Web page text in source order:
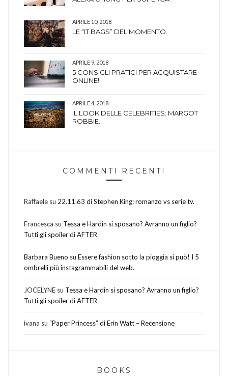
APRILE 10, 2018
LE “IT BAGS” DEL MOMENTO.
APRILE 9, 2018
5 CONSIGLI PRATICI PER ACQUISTARE
ONLINE!
APRILE 4, 2018
IL LOOK DELLE CELEBRITIES: MARGOT
ROBBIE.
COMMENTI RECENTI
Raffaele su 22.11.63 di Stephen King: romanzo vs serie tv.
Francesca su Tessa e Hardin si sposano? Avranno un figlio?
Tutti gli spoiler di AFTER
Barbara Bueno su Essere fashion sotto la pioggia si può! I 5
ombrelli più instagrammabili del web.
JOCELYNE su Tessa e Hardin si sposano? Avranno un figlio?
Tutti gli spoiler di AFTER
ivana su “Paper Princess” di Erin Watt – Recensione
BOOKS